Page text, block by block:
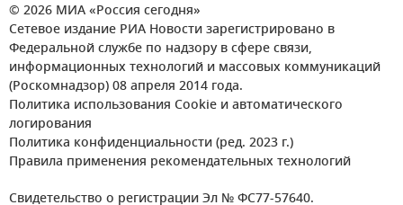
© 2026 МИА «Россия сегодня»
Сетевое издание РИА Новости зарегистрировано в
Федеральной службе по надзору в сфере связи,
информационных технологий и массовых коммуникаций
(Роскомнадзор) 08 апреля 2014 года.
Политика использования Cookie и автоматического
логирования
Политика конфиденциальности (ред. 2023 г.)
Правила применения рекомендательных технологий
Свидетельство о регистрации Эл № ФС77-57640.